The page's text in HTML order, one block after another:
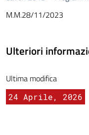
M.M.28/11/2023
Ulteriori
Ultima modifica
24 Aprile, 2026